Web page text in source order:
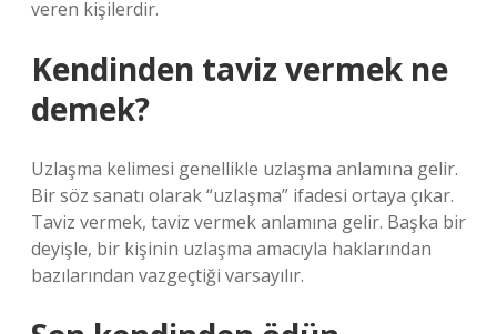
veren kişilerdir.
Kendinden taviz vermek ne
demek?
Uzlaşma kelimesi genellikle uzlaşma anlamına gelir.
Bir söz sanatı olarak “uzlaşma” ifadesi ortaya çıkar.
Taviz vermek, taviz vermek anlamına gelir. Başka bir
deyişle, bir kişinin uzlaşma amacıyla haklarından
bazılarından vazgeçtiği varsayılır.